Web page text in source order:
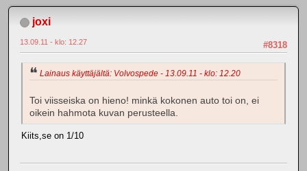
joxi
#8318
13.09.11 - klo: 12.27
Lainaus käyttäjältä: Volvospede - 13.09.11 - klo: 12.20
Toi viisseiska on hieno! minkä kokonen auto toi on, ei
oikein hahmota kuvan perusteella.
Kiits,se on 1/10